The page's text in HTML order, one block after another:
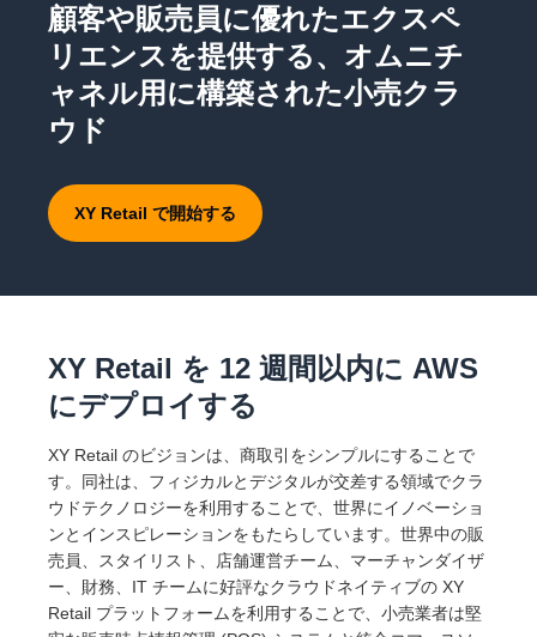
顧客や販売員に優れたエクスペ
リエンスを提供する、オムニチ
ャネル用に構築された小売クラ
ウド
XY Retail で開始する
XY Retail を 12 週間以内に AWS
にデプロイする
XY Retail のビジョンは、商取引をシンプルにすることで
す。同社は、フィジカルとデジタルが交差する領域でクラ
ウドテクノロジーを利用することで、世界にイノベーショ
ンとインスピレーションをもたらしています。世界中の販
売員、スタイリスト、店舗運営チーム、マーチャンダイザ
ー、財務、IT チームに好評なクラウドネイティブの XY
Retail プラットフォームを利用することで、小売業者は堅